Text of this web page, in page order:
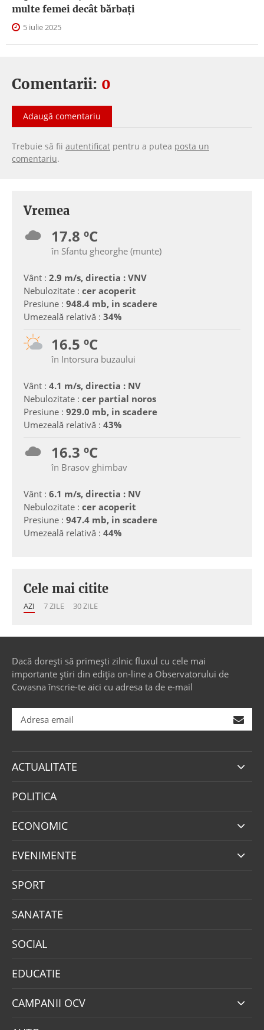
multe femei decât bărbați
5 iulie 2025
Comentarii: 0
Adaugă comentariu
Trebuie să fii autentificat pentru a putea posta un
comentariu.
Vremea
17.8 ºC
în Sfantu gheorghe (munte)
Vânt : 2.9 m/s, directia : VNV
Nebulozitate : cer acoperit
Presiune : 948.4 mb, in scadere
Umezeală relativă : 34%
16.5 ºC
în Intorsura buzaului
Vânt : 4.1 m/s, directia : NV
Nebulozitate : cer partial noros
Presiune : 929.0 mb, in scadere
Umezeală relativă : 43%
16.3 ºC
în Brasov ghimbav
Vânt : 6.1 m/s, directia : NV
Nebulozitate : cer acoperit
Presiune : 947.4 mb, in scadere
Umezeală relativă : 44%
Cele mai citite
AZI 7 ZILE 30 ZILE
Dacă dorești să primești zilnic fluxul cu cele mai
importante știri din ediția on-line a Observatorului de
Covasna înscrie-te aici cu adresa ta de e-mail
ACTUALITATE
POLITICA
ECONOMIC
EVENIMENTE
SPORT
SANATATE
SOCIAL
EDUCATIE
CAMPANII OCV